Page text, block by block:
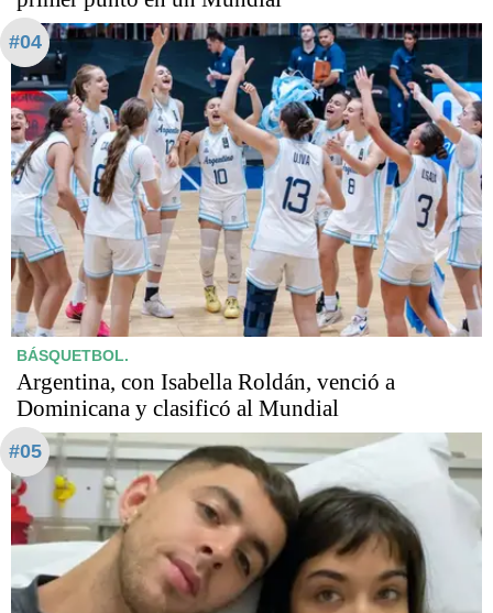
#04
BÁSQUETBOL.
Argentina, con Isabella Roldán, venció a
Dominicana y clasificó al Mundial
#05